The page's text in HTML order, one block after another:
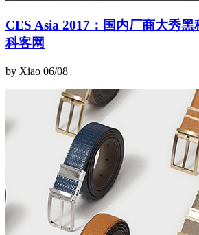
CES Asia 2017：国内厂商大秀
科客网
by Xiao 06/08